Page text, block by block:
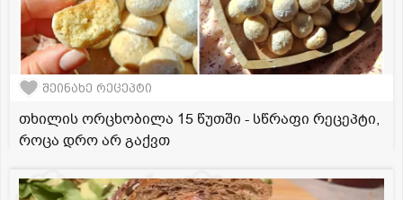
შეინახე რეცეპტი
თხილის ორცხობილა 15 წუთში - სწრაფი რეცეპტი,
როცა დრო არ გაქვთ